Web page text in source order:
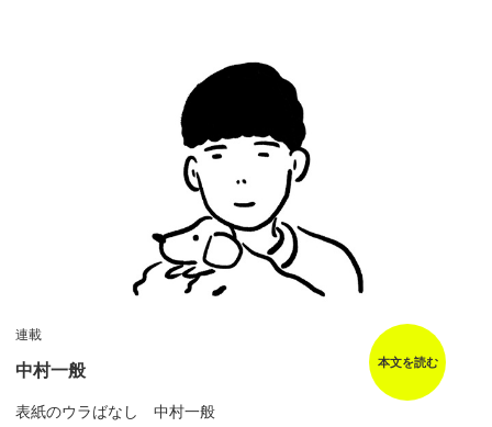
連載
中村一般
表紙のウラばなし 中村一般
本文を読む